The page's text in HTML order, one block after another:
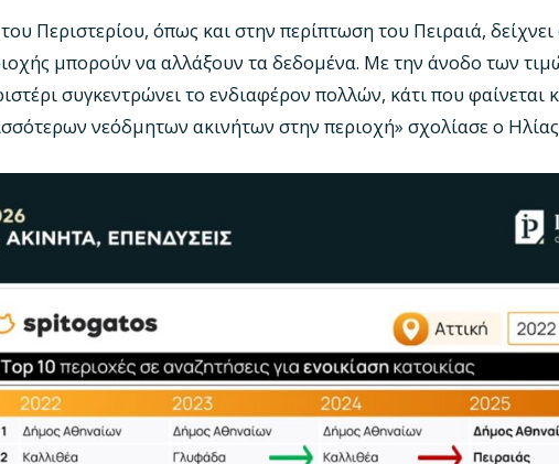
Περιστερίου, όπως και στην περίπτωση του Πειραιά, δείχνει
μπορούν να αλλάξουν τα δεδομένα. Με την άνοδο των
συγκεντρώνει το ενδιαφέρον πολλών, κάτι που φαίνεται
νεόδμητων ακινήτων στην περιοχή» σχολίασε ο